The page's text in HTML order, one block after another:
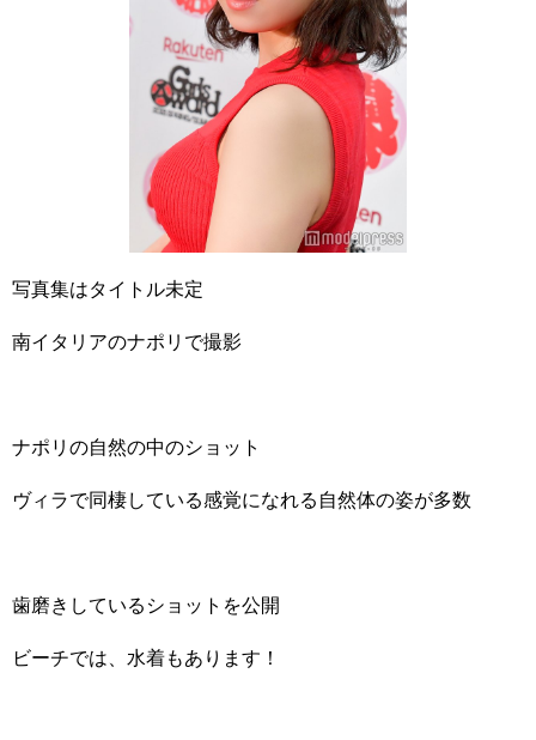
写真集はタイトル未定
南イタリアのナポリで撮影
ナポリの自然の中のショット
ヴィラで同棲している感覚になれる自然体の姿が多数
歯磨きしているショットを公開
ビーチでは、水着もあります！